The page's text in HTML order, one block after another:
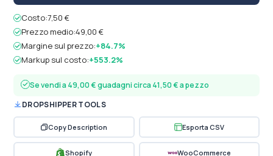
Costo:7,50 €
Prezzo medio:49,00 €
Margine sul prezzo:+84.7%
Markup sul costo:+553.2%
Se vendi a 49,00 € guadagni circa 41,50 € a pezzo
DROPSHIPPER TOOLS
Copy Description Esporta CSV
Shopify WooCommerce